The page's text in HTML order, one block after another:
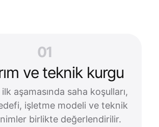
01
ve teknik kurgu
ilk aşamasında saha koşulları,
işletme modeli ve teknik
birlikte değerlendirilir.